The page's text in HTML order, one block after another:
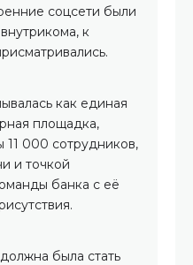
соцсети были
к
как единая
площадка,
000 сотрудников,
и точкой
банка с её
была стать